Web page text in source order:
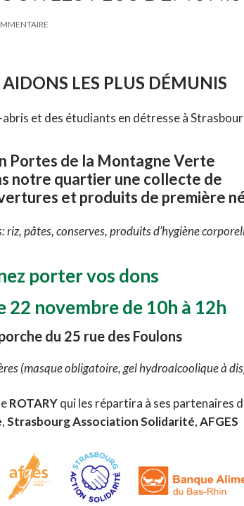
LES PLUS DÉMUNIS
et des étudiants en détresse à
Portes de la Montagne Verte
notre quartier une collecte de
et produits de première
riz, pâtes, conserves, produits d’hygiène
porter vos dons
22 novembre de 10h à 12h
du 25 rue des Foulons
(masque obligatoire, gel hydroalcoolique à
ROTARYqui les répartira à ses partenaires
,Strasbourg Association Solidarité,AFGES